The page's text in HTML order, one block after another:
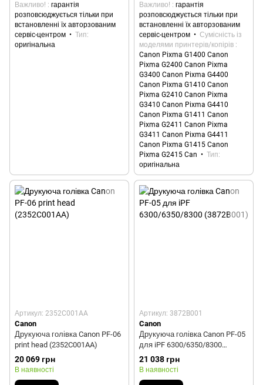
Важливо!
гарантія
розповсюджується тільки при
встановленні їх авторзованим
сервіс-центром
Тип
оригінальна
Важливо!
гарантія
розповсюджується тільки при
встановленні їх авторзованим
сервіс-центром
Сумісність із
моделями принтерів/копірів
Canon Pixma G1400 Canon
Pixma G2400 Canon Pixma
G3400 Canon Pixma G4400
Canon Pixma G1410 Canon
Pixma G2410 Canon Pixma
G3410 Canon Pixma G4410
Canon Pixma G1411 Canon
Pixma G2411 Canon Pixma
G3411 Canon Pixma G4411
Canon Pixma G1415 Canon
Pixma G2415 Can
Тип
оригінальна
Артикул: 2352C001AA
Canon
Друкуюча голівка Canon PF-06
print head (2352C001AA)
20 069 грн
В наявності
Артикул: 3872B001
Canon
Друкуюча голівка Canon PF-05
для iPF 6300/6350/8300
(3872B001)
21 038 грн
В наявності